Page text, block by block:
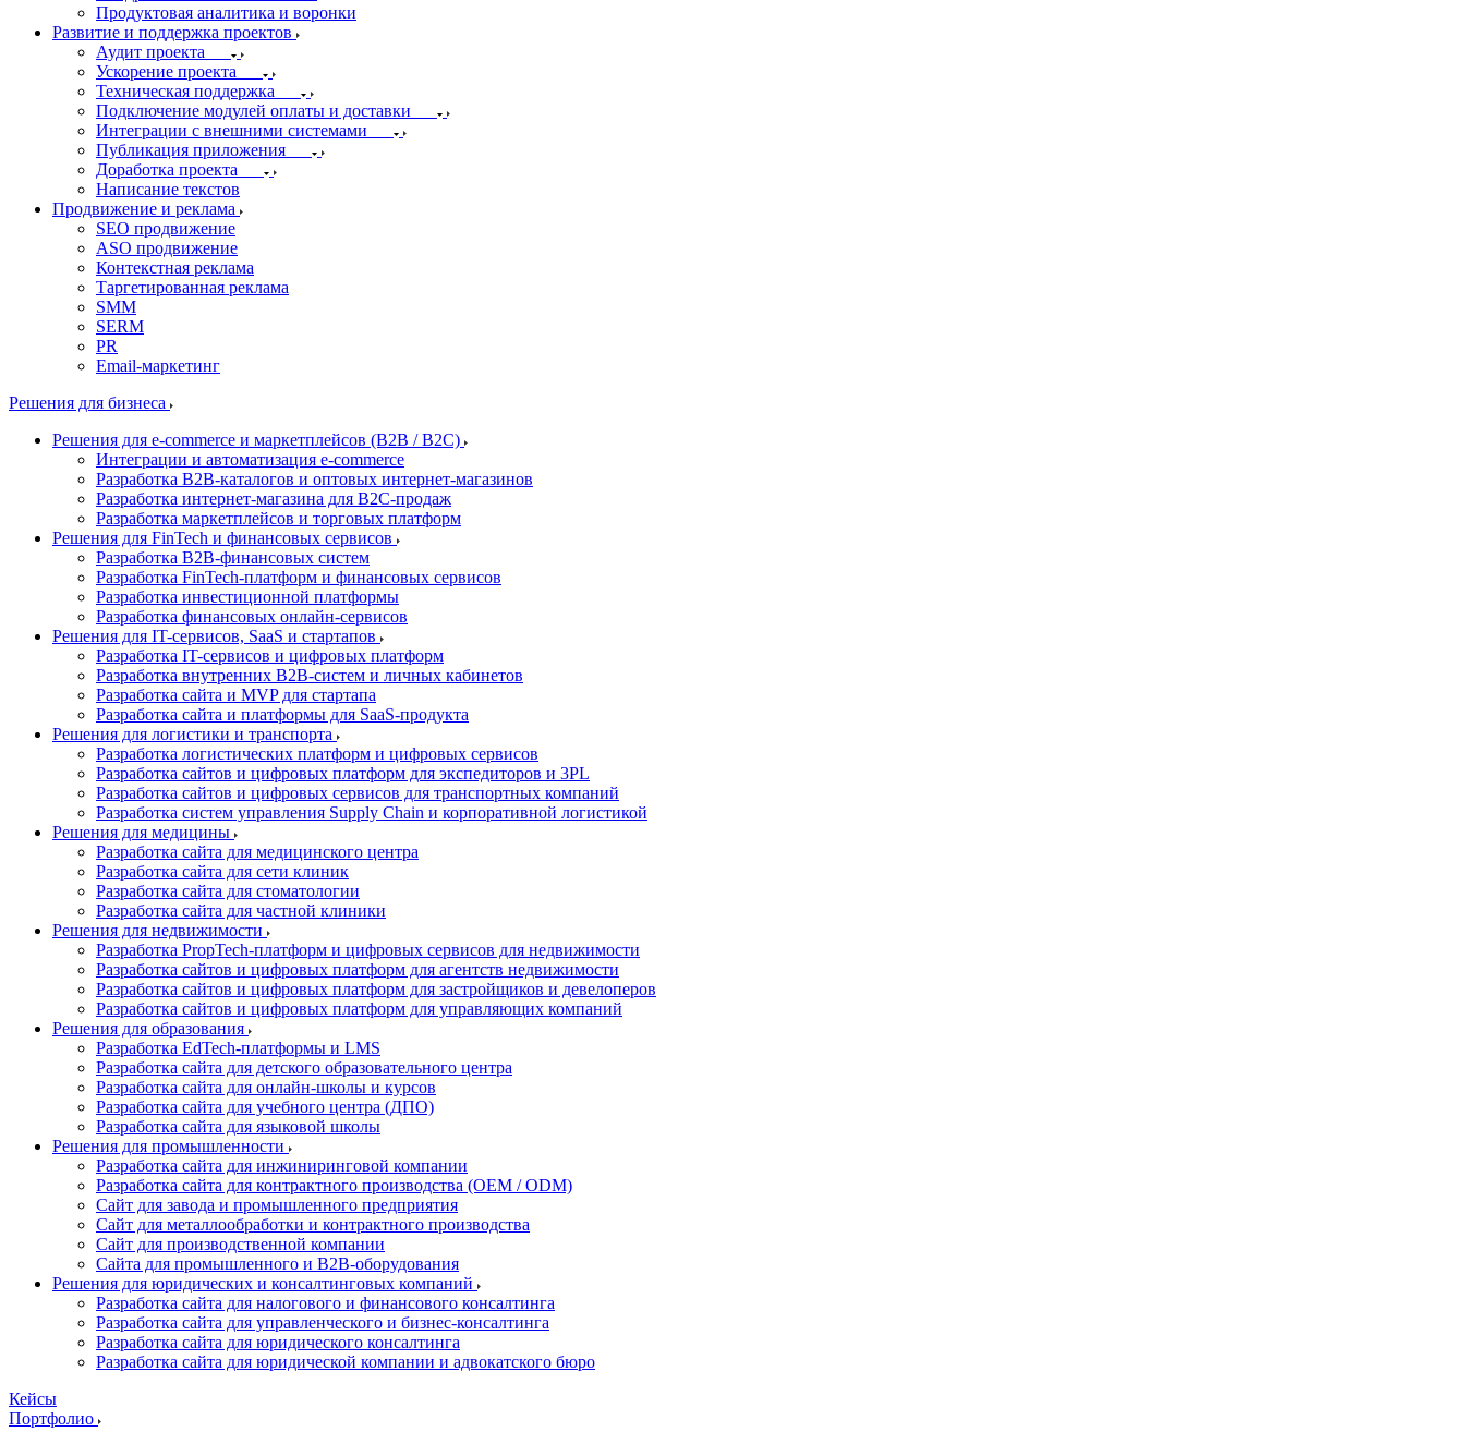
Продуктовая аналитика и воронки
Развитие и поддержка проектов
Аудит проекта
Ускорение проекта
Техническая поддержка
Подключение модулей оплаты и доставки
Интеграции с внешними системами
Публикация приложения
Доработка проекта
Написание текстов
Продвижение и реклама
SEO продвижение
ASO продвижение
Контекстная реклама
Таргетированная реклама
SMM
SERM
PR
Email-маркетинг
Решения для бизнеса
Решения для e-commerce и маркетплейсов (B2B / B2C)
Интеграции и автоматизация e-commerce
Разработка B2B-каталогов и оптовых интернет-магазинов
Разработка интернет-магазина для B2C-продаж
Разработка маркетплейсов и торговых платформ
Решения для FinTech и финансовых сервисов
Разработка B2B-финансовых систем
Разработка FinTech-платформ и финансовых сервисов
Разработка инвестиционной платформы
Разработка финансовых онлайн-сервисов
Решения для IT-сервисов, SaaS и стартапов
Разработка IT-сервисов и цифровых платформ
Разработка внутренних B2B-систем и личных кабинетов
Разработка сайта и MVP для стартапа
Разработка сайта и платформы для SaaS-продукта
Решения для логистики и транспорта
Разработка логистических платформ и цифровых сервисов
Разработка сайтов и цифровых платформ для экспедиторов и 3PL
Разработка сайтов и цифровых сервисов для транспортных компаний
Разработка систем управления Supply Chain и корпоративной логистикой
Решения для медицины
Разработка сайта для медицинского центра
Разработка сайта для сети клиник
Разработка сайта для стоматологии
Разработка сайта для частной клиники
Решения для недвижимости
Разработка PropTech-платформ и цифровых сервисов для недвижимости
Разработка сайтов и цифровых платформ для агентств недвижимости
Разработка сайтов и цифровых платформ для застройщиков и девелоперов
Разработка сайтов и цифровых платформ для управляющих компаний
Решения для образования
Разработка EdTech-платформы и LMS
Разработка сайта для детского образовательного центра
Разработка сайта для онлайн-школы и курсов
Разработка сайта для учебного центра (ДПО)
Разработка сайта для языковой школы
Решения для промышленности
Разработка сайта для инжиниринговой компании
Разработка сайта для контрактного производства (OEM / ODM)
Сайт для завода и промышленного предприятия
Сайт для металлообработки и контрактного производства
Сайт для производственной компании
Сайта для промышленного и B2B-оборудования
Решения для юридических и консалтинговых компаний
Разработка сайта для налогового и финансового консалтинга
Разработка сайта для управленческого и бизнес-консалтинга
Разработка сайта для юридического консалтинга
Разработка сайта для юридической компании и адвокатского бюро
Кейсы
Портфолио